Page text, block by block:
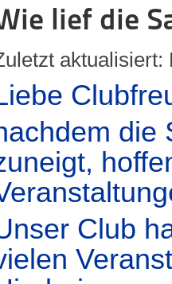
lief die
aktualisiert:
die
Club